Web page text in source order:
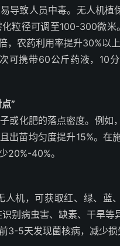
导致人员中毒。无人机植
粒径可调至100-300微米
农药利用率提升30%以
可携带60公斤药液，10
”
或化肥的落点密度。例如
出苗均匀度提升15%。在
20%-40%。
机，可获取红、绿、蓝
别病虫害、缺素、干旱
3-5天发现菌核病，减少损